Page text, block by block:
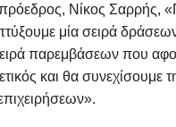
Νίκος Σαρρής,
μία σειρά
παρεμβάσεων που
και θα συνεχίσουμε